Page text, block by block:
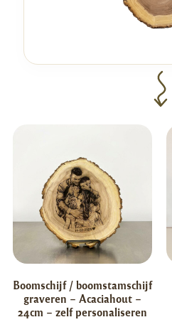
Boomschijf / boomstamschijf
graveren – Acaciahout –
24cm – zelf personaliseren